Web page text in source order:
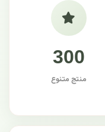
300
منتج متنوع